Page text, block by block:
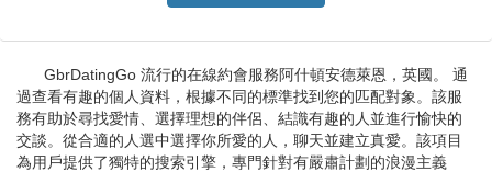
GbrDatingGo 流行的在線約會服務阿什頓安德萊恩，英國。 通
過查看有趣的個人資料，根據不同的標準找到您的匹配對象。該服
務有助於尋找愛情、選擇理想的伴侶、結識有趣的人並進行愉快的
交談。從合適的人選中選擇你所愛的人，聊天並建立真愛。該項目
為用戶提供了獨特的搜索引擎，專門針對有嚴肅計劃的浪漫主義